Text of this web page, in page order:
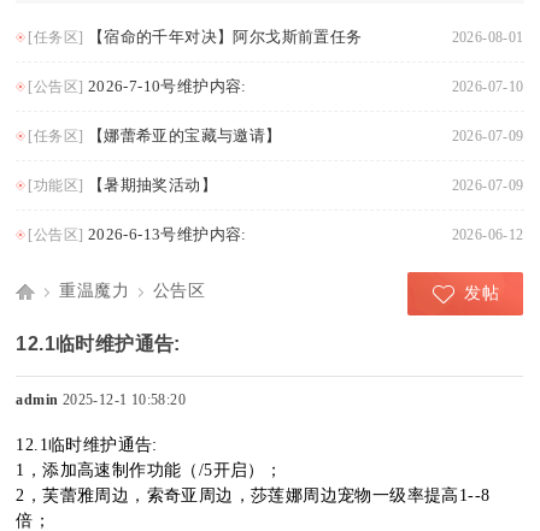
[任务区] 【宿命的千年对决】阿尔戈斯前置任务 2026-08-01
[公告区] 2026-7-10号维护内容: 2026-07-10
[任务区] 【娜蕾希亚的宝藏与邀请】 2026-07-09
[功能区] 【暑期抽奖活动】 2026-07-09
[公告区] 2026-6-13号维护内容: 2026-06-12
Di
sc
›
重温魔力
›
公告区 发帖
12.1临时维护通告:
admin 2025-12-1 10:58:20
12.1临时维护通告:
1，添加高速制作功能（/5开启）；
2，芙蕾雅周边，索奇亚周边，莎莲娜周边宠物一级率提高1--8
倍；